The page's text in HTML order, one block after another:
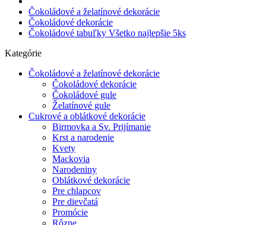
Čokoládové a želatínové dekorácie
Čokoládové dekorácie
Čokoládové tabuľky Všetko najlepšie 5ks
Kategórie
Čokoládové a želatínové dekorácie
Čokoládové dekorácie
Čokoládové gule
Želatínové gule
Cukrové a oblátkové dekorácie
Birmovka a Sv. Prijímanie
Krst a narodenie
Kvety
Mackovia
Narodeniny
Oblátkové dekorácie
Pre chlapcov
Pre dievčatá
Promócie
Rôzne